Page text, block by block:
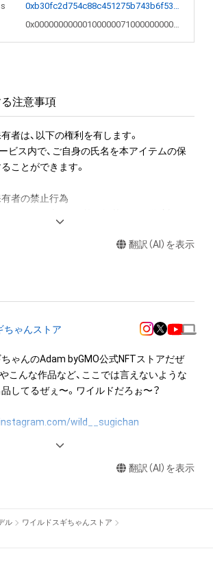
0xb30fc2d754c88c451275b743b6f530f19f643683
0x000000000001000000710000000007e1
注意事項
者は、以下の権利を有します。
ビス内で、ご自身の氏名を本アイテムの保
ことができます。
者の禁止行為
る注意事項
る創作物（画像および映像、音楽、商標または
これらに限られません。）にかかる知的財
、実用新案権、商標権、意匠権その他の知的
みます。）を意味します。）は、本アイテムの
アイテムを保有していたとしても、本アイテ
にかかる知的財産権を有することを意味しま
イル、リバースエンジニアリングを含みます
翻訳（AI）を表示
ちゃんストア
ゃんのAdam byGMO公式NFTストアだぜ
こんな作品など、ここでは言えないような
してるぜぇ〜。ワイルドだろぉ〜？
wild__sugichan
channel/UCd8UkNYFETm4uGdqlK_CIFQ
翻訳（AI）を表示
ル
ワイルドスギちゃんストア